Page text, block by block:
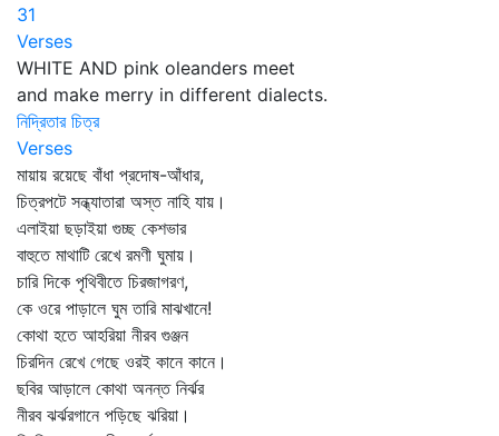
31
Verses
WHITE AND pink oleanders meet
and make merry in different dialects.
নিদ্রিতার চিত্র
Verses
মায়ায় রয়েছে বাঁধা প্রদোষ-আঁধার,
চিত্রপটে সন্ধ্যাতারা অস্ত নাহি যায়।
এলাইয়া ছড়াইয়া গুচ্ছ কেশভার
বাহুতে মাথাটি রেখে রমণী ঘুমায়।
চারি দিকে পৃথিবীতে চিরজাগরণ,
কে ওরে পাড়ালে ঘুম তারি মাঝখানে!
কোথা হতে আহরিয়া নীরব গুঞ্জন
চিরদিন রেখে গেছে ওরই কানে কানে।
ছবির আড়ালে কোথা অনন্ত নির্ঝর
নীরব ঝর্ঝরগানে পড়িছে ঝরিয়া।